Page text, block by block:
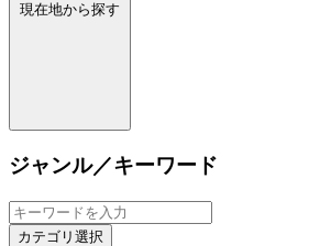
現在地から探す
ジャンル／キーワード
カテゴリ選択